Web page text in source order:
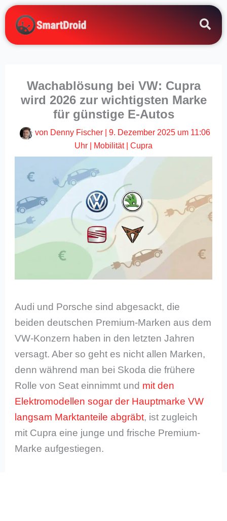
Zum
Inhalt
springen
Wachablösung bei VW: Cupra
wird 2026 zur wichtigsten Marke
für günstige E-Autos
von Denny Fischer
9. Dezember 2025 um 11:06
Uhr
Mobilität| Cupra
Audi und Porsche sind abgesackt, die
beiden deutschen Premium-Marken aus dem
VW-Konzern haben in den letzten Jahren
versagt. Aber so geht es nicht allen Marken,
denn während man bei Skoda die frühere
Rolle von Seat einnimmt und mit den
Elektromodellen sogar der Hauptmarke VW
langsam Marktanteile abgräbt, ist zugleich
mit Cupra eine junge und frische Premium-
Marke aufgestiegen.